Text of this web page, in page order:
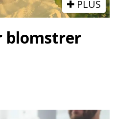
PLUS
blomstrer